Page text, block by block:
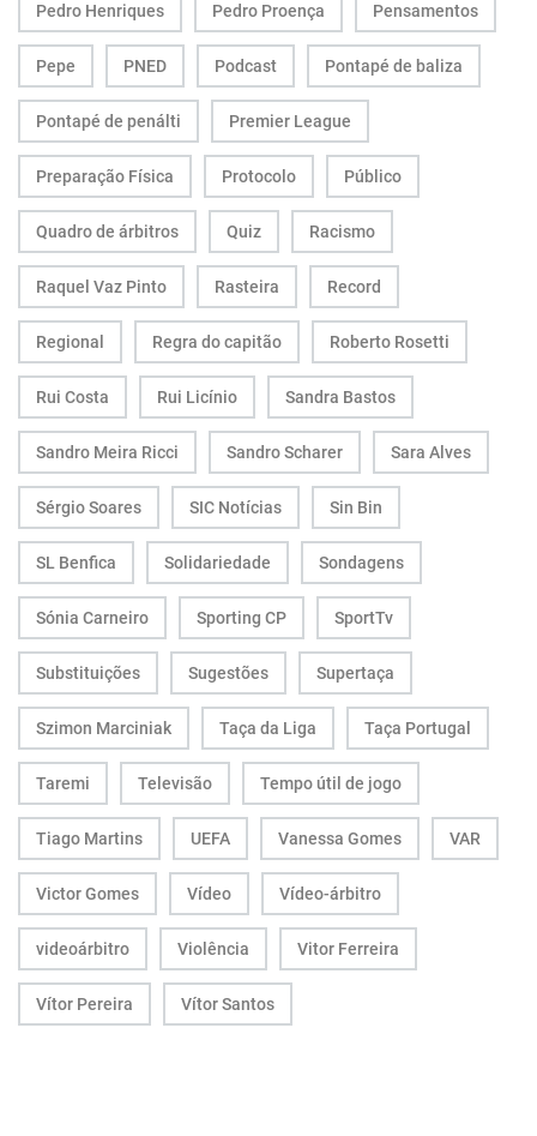
Pedro Henriques Pedro Proença Pensamentos
Pepe PNED Podcast Pontapé de baliza
Pontapé de penálti Premier League
Preparação Física Protocolo Público
Quadro de árbitros Quiz Racismo
Raquel Vaz Pinto Rasteira Record
Regional Regra do capitão Roberto Rosetti
Rui Costa Rui Licínio Sandra Bastos
Sandro Meira Ricci Sandro Scharer Sara Alves
Sérgio Soares SIC Notícias Sin Bin
SL Benfica Solidariedade Sondagens
Sónia Carneiro Sporting CP SportTv
Substituições Sugestões Supertaça
Szimon Marciniak Taça da Liga Taça Portugal
Taremi Televisão Tempo útil de jogo
Tiago Martins UEFA Vanessa Gomes VAR
Victor Gomes Vídeo Vídeo-árbitro
videoárbitro Violência Vitor Ferreira
Vítor Pereira Vítor Santos